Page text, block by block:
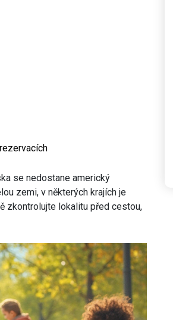
se nedostane americký
zemi, v některých krajích je
zkontrolujte lokalitu před cestou,